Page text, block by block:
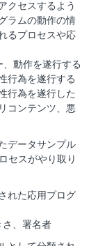
クセスするよう
ラムの動作の情
るプロセスや応
動作を遂行する
行為を遂行する
行為を遂行した
コンテンツ、悪
データサンプル
セスがやり取り
れた応用プログ
さ、署名者